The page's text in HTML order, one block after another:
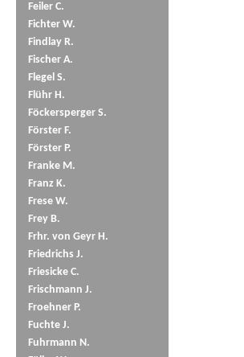
Feiler C.
Fichter W.
Findlay R.
Fischer A.
Flegel S.
Flühr H.
Föckersperger S.
Förster F.
Förster P.
Franke M.
Franz K.
Frese W.
Frey B.
Frhr. von Geyr H.
Friedrichs J.
Friesicke C.
Frischmann J.
Froehner P.
Fuchte J.
Fuhrmann N.